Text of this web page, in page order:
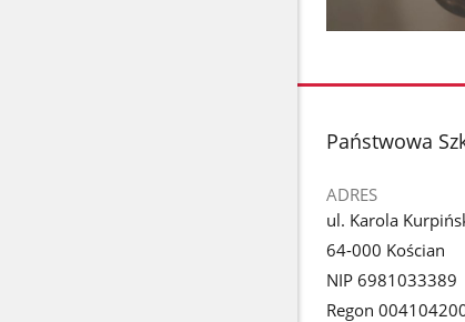
stopka
Państwowa
ADRES
ul. Karola
64-000 Kościan
NIP 6981033389
Regon